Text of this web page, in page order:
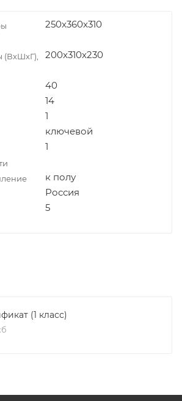
250x360x310
(ВxШxГ),
200x310x230
40
14
1
ключевой
1
к полу
Россия
5
(1 класс)